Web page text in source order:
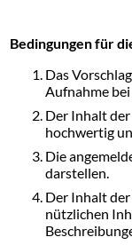
Bedingungen für
Das
Aufnahme
Der Inhalt
hochwertig
Die
darstellen.
Der Inhalt
nützlichen